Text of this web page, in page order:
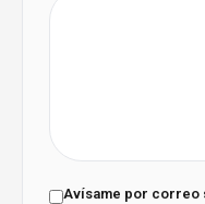
Avísame por correo